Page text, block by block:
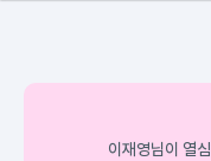
이재영님이 열